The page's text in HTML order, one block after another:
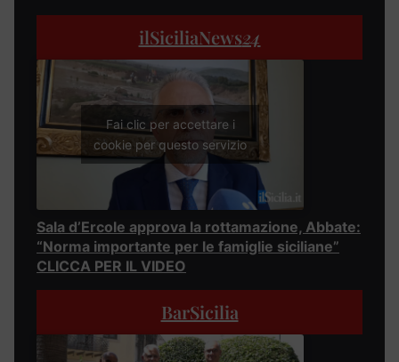
ilSiciliaNews24
Fai clic per accettare i
cookie per questo servizio
Sala d’Ercole approva la rottamazione, Abbate:
“Norma importante per le famiglie siciliane”
CLICCA PER IL VIDEO
BarSicilia